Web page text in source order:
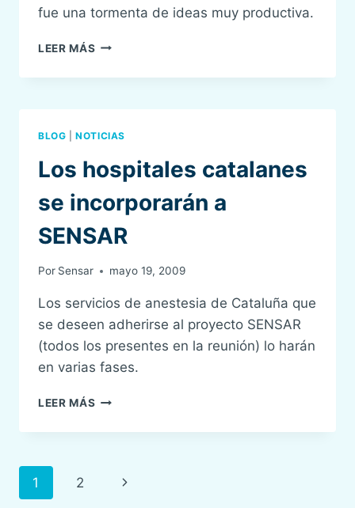
fue una tormenta de ideas muy productiva.
LEER MÁS RESUMEN
LA
BLOG |NOTICIAS
Los hospitales catalanes
se incorporarán a
SENSAR
Por Sensar mayo 19, 2009
Los servicios de anestesia de Cataluña que
se deseen adherirse al proyecto SENSAR
(todos los presentes en la reunión) lo harán
en varias fases.
LEER MÁS LOS
CATALANES
Navegación
1 2
Siguiente